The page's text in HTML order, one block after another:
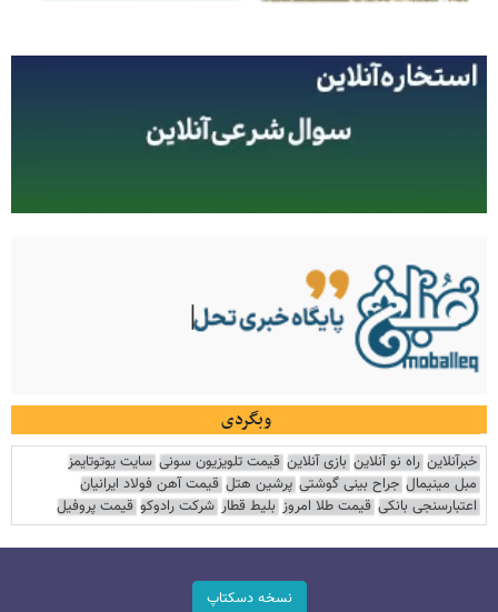
وبگردی
خبرآنلاین راه نو آنلاین بازی آنلاین قیمت تلویزیون سونی سایت یوتوتایمز
مبل مینیمال جراح بینی گوشتی پرشین هتل قیمت آهن فولاد ایرانیان
اعتبارسنجی بانکی قیمت طلا امروز بلیط قطار شرکت رادوکو قیمت پروفیل
نسخه دسکتاپ